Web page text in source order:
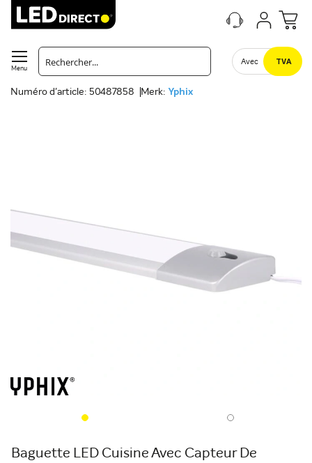
Menu
Avec TVA
Numéro d'article: 50487858 Merk: Yphix
Baguette LED Cuisine Avec Capteur De